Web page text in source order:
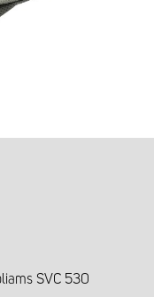
SVC 530